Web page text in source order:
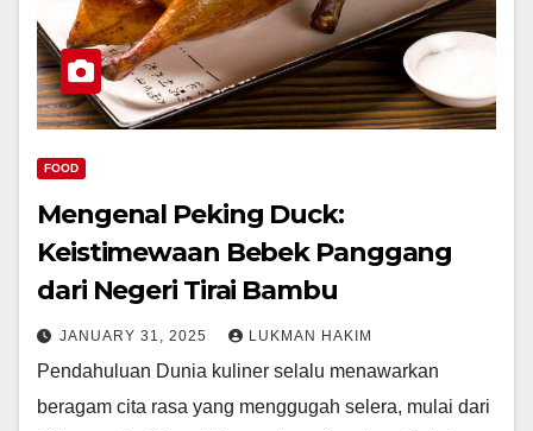
FOOD
Mengenal Peking Duck:
Keistimewaan Bebek Panggang
dari Negeri Tirai Bambu
JANUARY 31, 2025 LUKMAN HAKIM
Pendahuluan Dunia kuliner selalu menawarkan
beragam cita rasa yang menggugah selera, mulai dari